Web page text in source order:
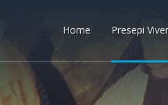
Home Presepi